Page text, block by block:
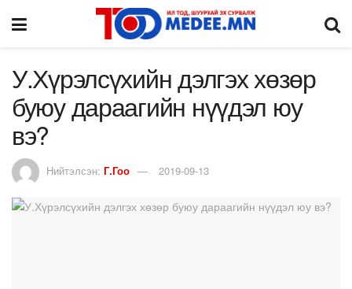
У.Хүрэлсүхийн дэлгэх хөзөр
буюу дараагийн нүүдэл юу
вэ?
Нийтэлсэн: Г.Гоо 2019-09-13